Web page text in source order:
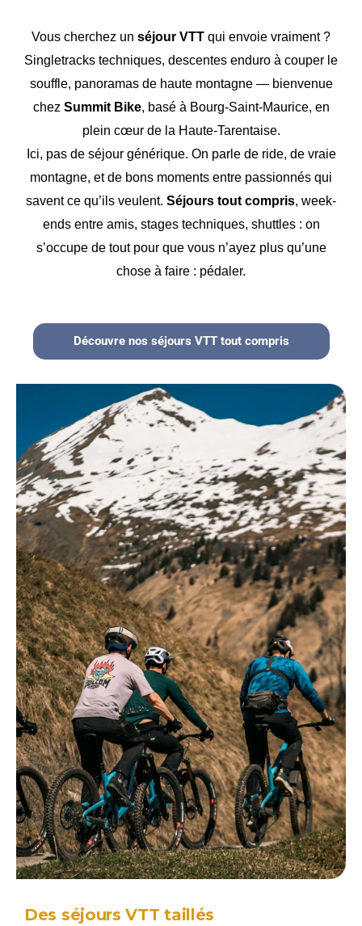
Vous cherchez un séjour VTT qui envoie vraiment ?
Singletracks techniques, descentes enduro à couper le
souffle, panoramas de haute montagne — bienvenue
chez Summit Bike, basé à Bourg-Saint-Maurice, en
plein cœur de la Haute-Tarentaise.
Ici, pas de séjour générique. On parle de ride, de vraie
montagne, et de bons moments entre passionnés qui
savent ce qu’ils veulent. Séjours tout compris, week-
ends entre amis, stages techniques, shuttles : on
s’occupe de tout pour que vous n’ayez plus qu’une
chose à faire : pédaler.
Découvre nos séjours VTT tout compris
Des séjours VTT taillés